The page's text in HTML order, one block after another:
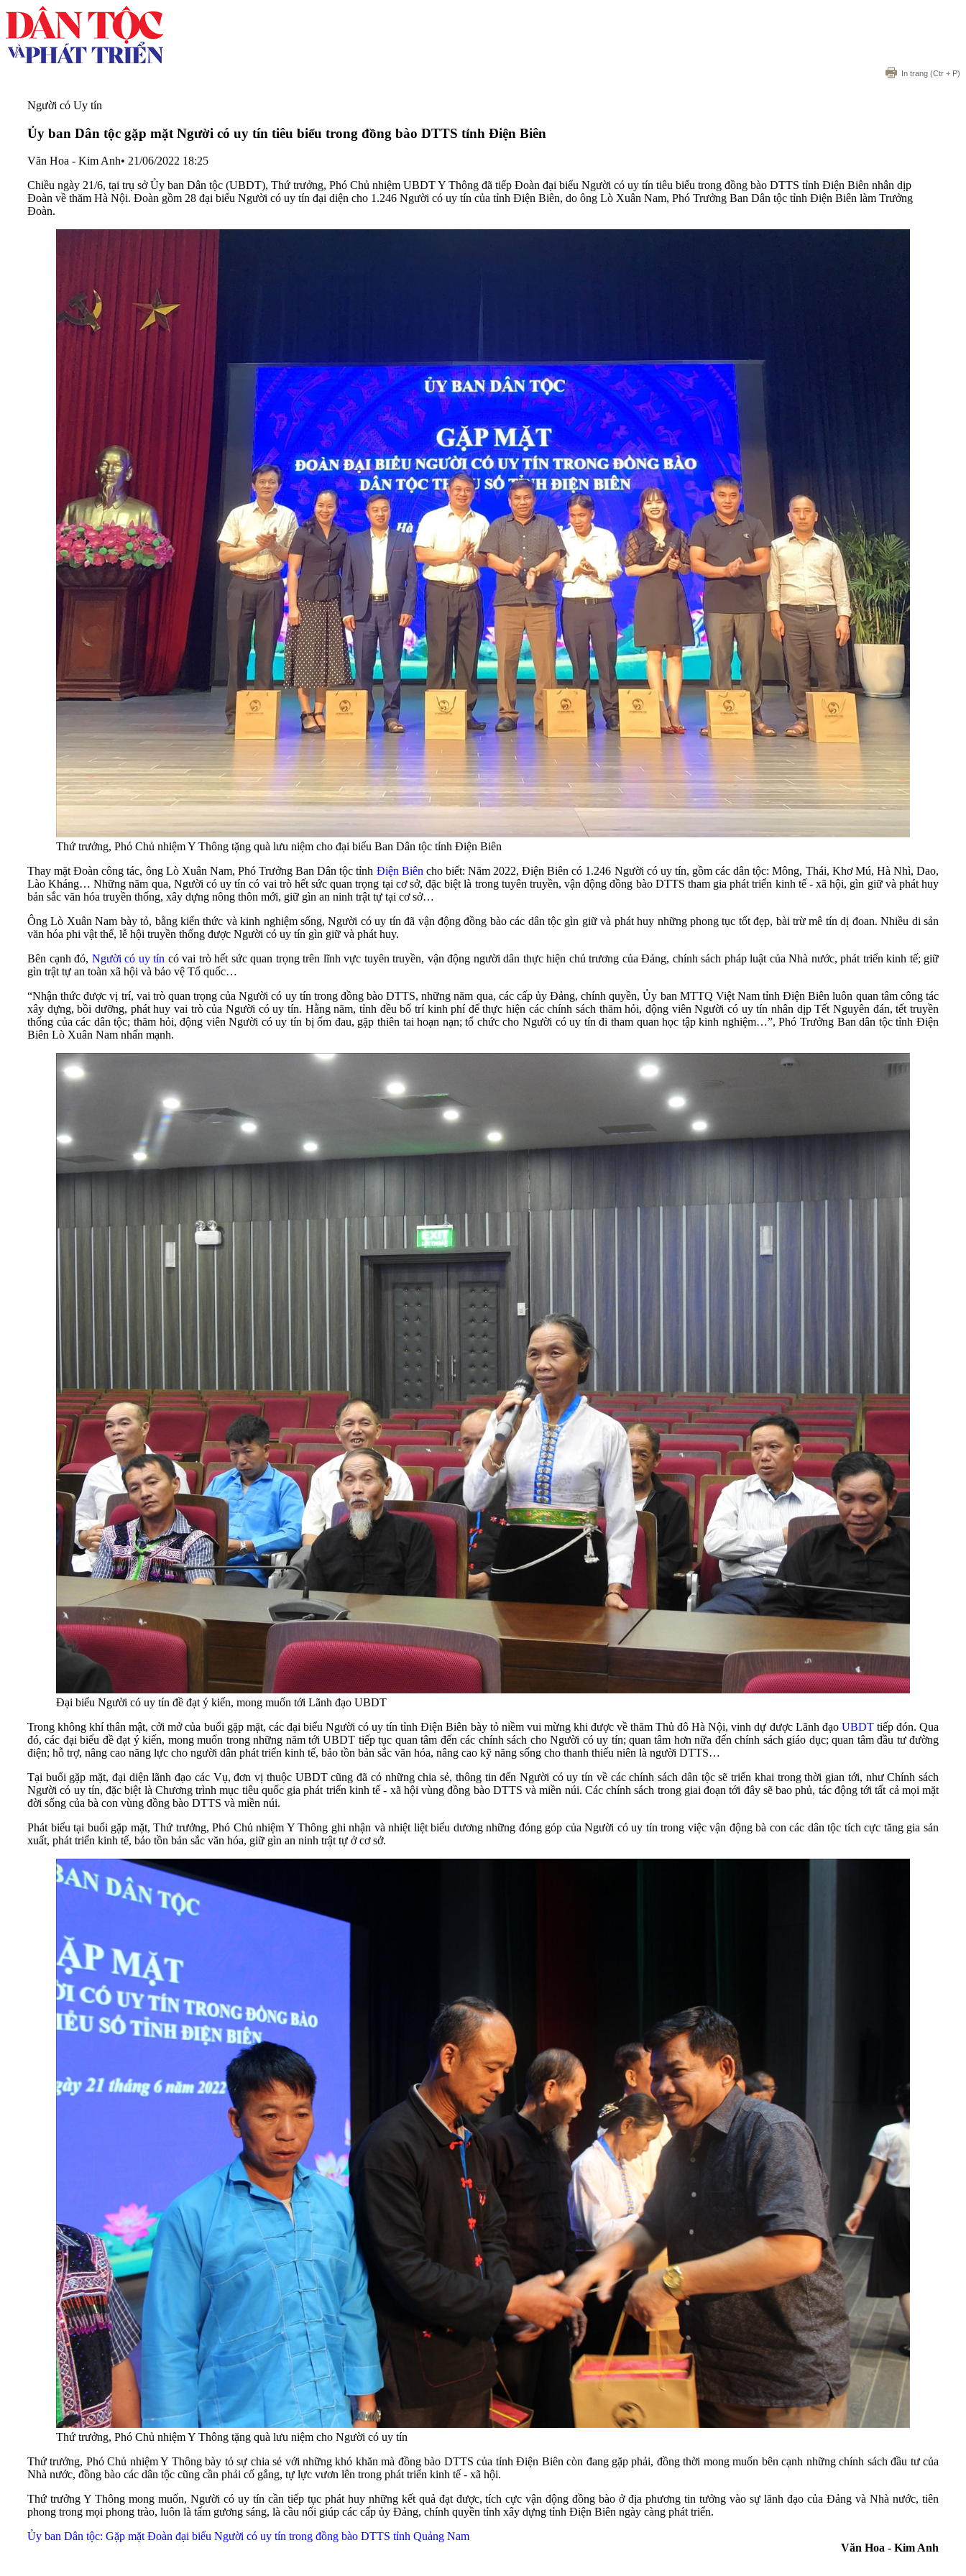
In trang (Ctr + P)
Người có Uy tín
Ủy ban Dân tộc gặp mặt Người có uy tín tiêu biểu trong đồng bào DTTS tỉnh Điện Biên
Văn Hoa - Kim Anh• 21/06/2022 18:25
Chiều ngày 21/6, tại trụ sở Ủy ban Dân tộc (UBDT), Thứ trưởng, Phó Chủ nhiệm UBDT Y Thông đã tiếp Đoàn đại biểu Người có uy tín tiêu biểu trong đồng bào DTTS tỉnh Điện Biên nhân dịp
Đoàn về thăm Hà Nội. Đoàn gồm 28 đại biểu Người có uy tín đại diện cho 1.246 Người có uy tín của tỉnh Điện Biên, do ông Lò Xuân Nam, Phó Trưởng Ban Dân tộc tỉnh Điện Biên làm Trưởng
Đoàn.
Thứ trưởng, Phó Chủ nhiệm Y Thông tặng quà lưu niệm cho đại biểu Ban Dân tộc tỉnh Điện Biên
Thay mặt Đoàn công tác, ông Lò Xuân Nam, Phó Trưởng Ban Dân tộc tỉnh Điện Biên cho biết: Năm 2022, Điện Biên có 1.246 Người có uy tín, gồm các dân tộc: Mông, Thái, Khơ Mú, Hà Nhì, Dao,
Lào Kháng… Những năm qua, Người có uy tín có vai trò hết sức quan trọng tại cơ sở, đặc biệt là trong tuyên truyền, vận động đồng bào DTTS tham gia phát triển kinh tế - xã hội, gìn giữ và phát huy
bản sắc văn hóa truyền thống, xây dựng nông thôn mới, giữ gìn an ninh trật tự tại cơ sở…
Ông Lò Xuân Nam bày tỏ, bằng kiến thức và kinh nghiệm sống, Người có uy tín đã vận động đồng bào các dân tộc gìn giữ và phát huy những phong tục tốt đẹp, bài trừ mê tín dị đoan. Nhiều di sản
văn hóa phi vật thể, lễ hội truyền thống được Người có uy tín gìn giữ và phát huy.
Bên cạnh đó, Người có uy tín có vai trò hết sức quan trọng trên lĩnh vực tuyên truyền, vận động người dân thực hiện chủ trương của Đảng, chính sách pháp luật của Nhà nước, phát triển kinh tế; giữ
gìn trật tự an toàn xã hội và bảo vệ Tổ quốc…
“Nhận thức được vị trí, vai trò quan trọng của Người có uy tín trong đồng bào DTTS, những năm qua, các cấp ủy Đảng, chính quyền, Ủy ban MTTQ Việt Nam tỉnh Điện Biên luôn quan tâm công tác
xây dựng, bồi dưỡng, phát huy vai trò của Người có uy tín. Hằng năm, tỉnh đều bố trí kinh phí để thực hiện các chính sách thăm hỏi, động viên Người có uy tín nhân dịp Tết Nguyên đán, tết truyền
thống của các dân tộc; thăm hỏi, động viên Người có uy tín bị ốm đau, gặp thiên tai hoạn nạn; tổ chức cho Người có uy tín đi tham quan học tập kinh nghiệm…”, Phó Trưởng Ban dân tộc tỉnh Điện
Biên Lò Xuân Nam nhấn mạnh.
Đại biểu Người có uy tín đề đạt ý kiến, mong muốn tới Lãnh đạo UBDT
Trong không khí thân mật, cởi mở của buổi gặp mặt, các đại biểu Người có uy tín tỉnh Điện Biên bày tỏ niềm vui mừng khi được về thăm Thủ đô Hà Nội, vinh dự được Lãnh đạo UBDTtiếp đón. Qua
đó, các đại biểu đề đạt ý kiến, mong muốn trong những năm tới UBDT tiếp tục quan tâm đến các chính sách cho Người có uy tín; quan tâm hơn nữa đến chính sách giáo dục; quan tâm đầu tư đường
điện; hỗ trợ, nâng cao năng lực cho người dân phát triển kinh tế, bảo tồn bản sắc văn hóa, nâng cao kỹ năng sống cho thanh thiếu niên là người DTTS…
Tại buổi gặp mặt, đại diện lãnh đạo các Vụ, đơn vị thuộc UBDT cũng đã có những chia sẻ, thông tin đến Người có uy tín về các chính sách dân tộc sẽ triển khai trong thời gian tới, như Chính sách
Người có uy tín, đặc biệt là Chương trình mục tiêu quốc gia phát triển kinh tế - xã hội vùng đồng bào DTTS và miền núi. Các chính sách trong giai đoạn tới đây sẽ bao phủ, tác động tới tất cả mọi mặt
đời sống của bà con vùng đồng bào DTTS và miền núi.
Phát biểu tại buổi gặp mặt, Thứ trưởng, Phó Chủ nhiệm Y Thông ghi nhận và nhiệt liệt biểu dương những đóng góp của Người có uy tín trong việc vận động bà con các dân tộc tích cực tăng gia sản
xuất, phát triển kinh tế, bảo tồn bản sắc văn hóa, giữ gìn an ninh trật tự ở cơ sở.
Thứ trưởng, Phó Chủ nhiệm Y Thông tặng quà lưu niệm cho Người có uy tín
Thứ trưởng, Phó Chủ nhiệm Y Thông bày tỏ sự chia sẻ với những khó khăn mà đồng bào DTTS của tỉnh Điện Biên còn đang gặp phải, đồng thời mong muốn bên cạnh những chính sách đầu tư của
Nhà nước, đồng bào các dân tộc cũng cần phải cố gắng, tự lực vươn lên trong phát triển kinh tế - xã hội.
Thứ trưởng Y Thông mong muốn, Người có uy tín cần tiếp tục phát huy những kết quả đạt được, tích cực vận động đồng bào ở địa phương tin tưởng vào sự lãnh đạo của Đảng và Nhà nước, tiên
phong trong mọi phong trào, luôn là tấm gương sáng, là cầu nối giúp các cấp ủy Đảng, chính quyền tỉnh xây dựng tỉnh Điện Biên ngày càng phát triển.
Ủy ban Dân tộc: Gặp mặt Đoàn đại biểu Người có uy tín trong đồng bào DTTS tỉnh Quảng Nam
Văn Hoa - Kim Anh